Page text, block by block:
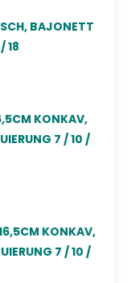
BAJONETT
18
KONKAV,
7 / 10 /
KONKAV,
7 / 10 /